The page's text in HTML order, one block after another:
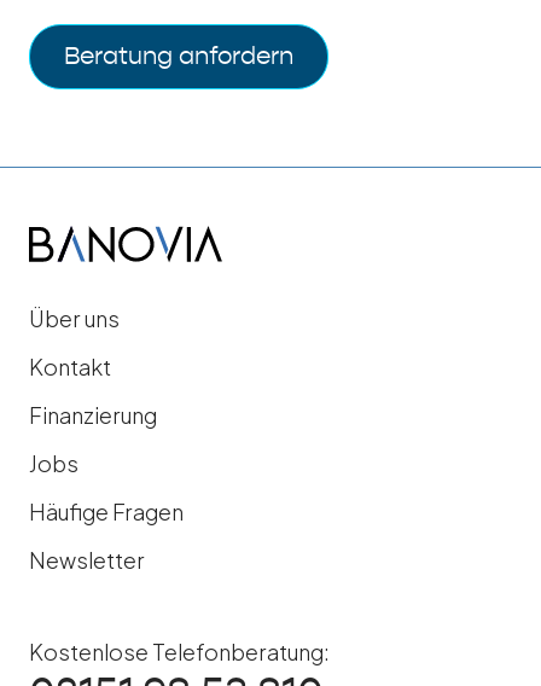
Beratung anfordern
Über uns
Kontakt
Finanzierung
Jobs
Häufige Fragen
Newsletter
Kostenlose Telefonberatung: